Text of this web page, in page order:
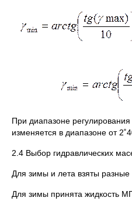
При диапазоне
изменяется в диапазоне от
2.4 Выбор гидравлических
Для зимы и лета взяты
Для зимы принята жидкость